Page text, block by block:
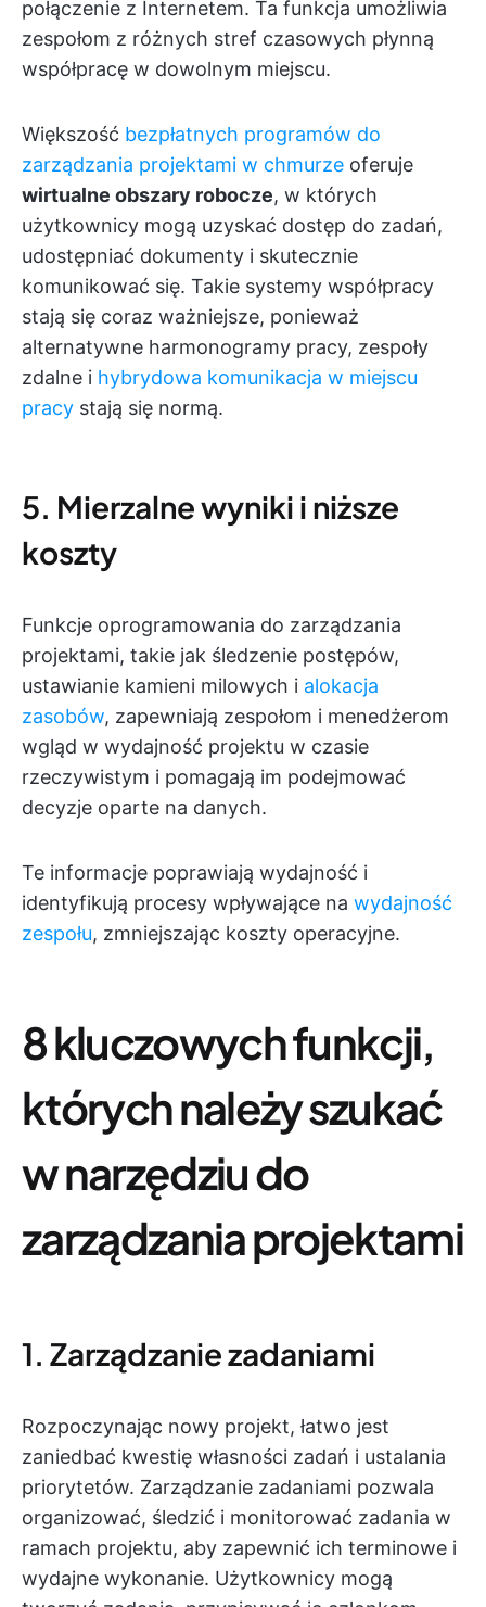
połączenie z Internetem. Ta funkcja umożliwia
zespołom z różnych stref czasowych płynną
współpracę w dowolnym miejscu.
Większość bezpłatnych programów do
zarządzania projektami w chmurze oferuje
wirtualne obszary robocze, w których
użytkownicy mogą uzyskać dostęp do zadań,
udostępniać dokumenty i skutecznie
komunikować się. Takie systemy współpracy
stają się coraz ważniejsze, ponieważ
alternatywne harmonogramy pracy, zespoły
zdalne i hybrydowa komunikacja w miejscu
pracy stają się normą.
5. Mierzalne wyniki i niższe
koszty
Funkcje oprogramowania do zarządzania
projektami, takie jak śledzenie postępów,
ustawianie kamieni milowych i alokacja
zasobów, zapewniają zespołom i menedżerom
wgląd w wydajność projektu w czasie
rzeczywistym i pomagają im podejmować
decyzje oparte na danych.
Te informacje poprawiają wydajność i
identyfikują procesy wpływające na wydajność
zespołu, zmniejszając koszty operacyjne.
8 kluczowych funkcji,
których należy szukać
w narzędziu do
zarządzania projektami
1. Zarządzanie zadaniami
Rozpoczynając nowy projekt, łatwo jest
zaniedbać kwestię własności zadań i ustalania
priorytetów. Zarządzanie zadaniami pozwala
organizować, śledzić i monitorować zadania w
ramach projektu, aby zapewnić ich terminowe i
wydajne wykonanie. Użytkownicy mogą